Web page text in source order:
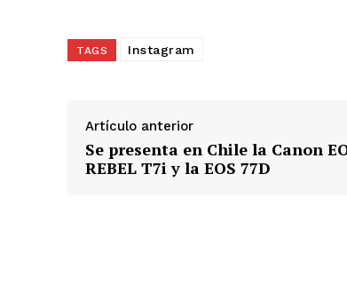
TAGS Instagram
Artículo anterior
Se presenta en Chile la Canon
REBEL T7i y la EOS 77D